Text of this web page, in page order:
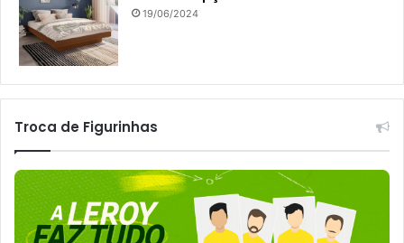
19/06/2024
Troca de Figurinhas